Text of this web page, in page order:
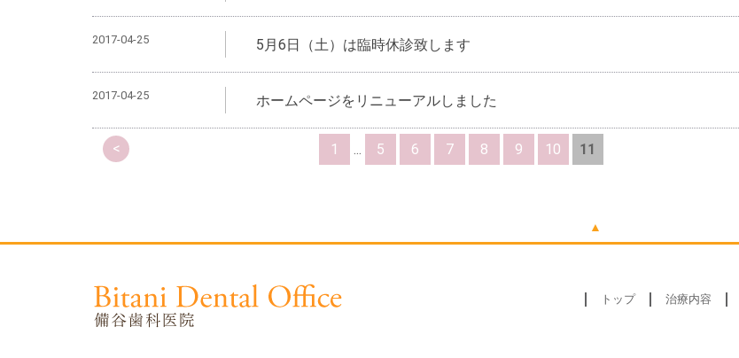
2017-04-25 5月6日（土）は臨時休診致します
2017-04-25 ホームページをリニューアルしました
< 1 ... 5 6 7 8 9 10 11
▲
トップ 治療内容